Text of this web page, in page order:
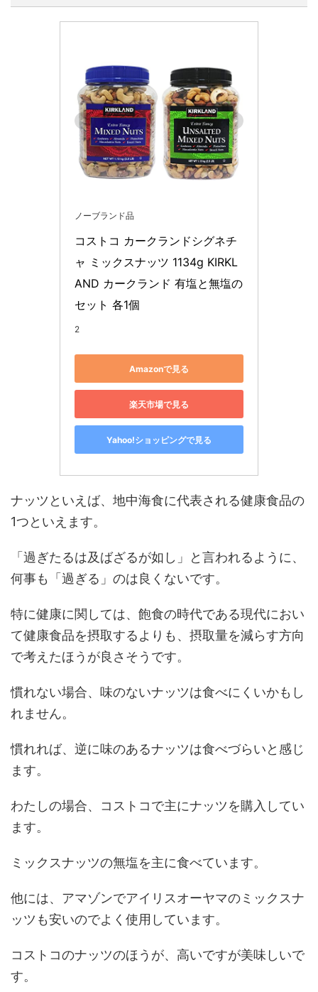
ノーブランド品
コストコ カークランドシグネチ
ャ ミックスナッツ 1134g KIRKL
AND カークランド 有塩と無塩の
セット 各1個
2
Amazonで見る
楽天市場で見る
Yahoo!ショッピングで見る
ナッツといえば、地中海食に代表される健康食品の
1つといえます。
「過ぎたるは及ばざるが如し」と言われるように、
何事も「過ぎる」のは良くないです。
特に健康に関しては、飽食の時代である現代におい
て健康食品を摂取するよりも、摂取量を減らす方向
で考えたほうが良さそうです。
慣れない場合、味のないナッツは食べにくいかもし
れません。
慣れれば、逆に味のあるナッツは食べづらいと感じ
ます。
わたしの場合、コストコで主にナッツを購入してい
ます。
ミックスナッツの無塩を主に食べています。
他には、アマゾンでアイリスオーヤマのミックスナ
ッツも安いのでよく使用しています。
コストコのナッツのほうが、高いですが美味しいで
す。